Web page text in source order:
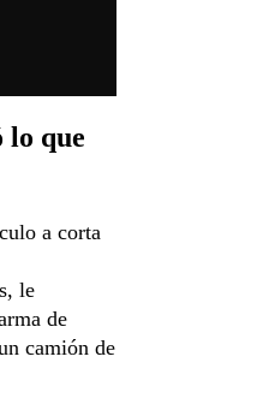
lo que
a corta
le
de
camión de